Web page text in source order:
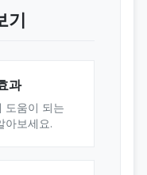
기
과
도움이 되는
아보세요.